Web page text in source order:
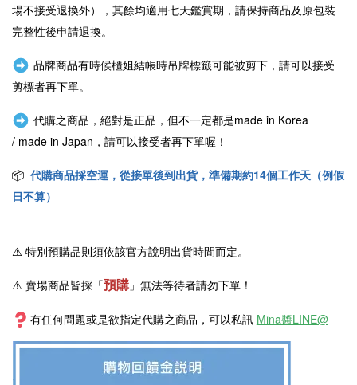
場不接受退換外），其餘均適用七天鑑賞期，請保持商品及原包裝
完整性後申請退換。
品牌商品有時候櫃姐結帳時吊牌標籤可能被剪下，請可以接受
剪標者再下單。
代購之商品，絕對是正品，但不一定都是made in Korea
/ made in Japan ，請可以接受者再下單喔！
📦 代購商品採空運，從接單後到出貨，準備期約14個工作天（例假
日不算）
⚠️ 特別預購品則須依該官方說明出貨時間而定。
⚠️ 賣場商品皆採 「預購 」 無法等待者請勿下單！
有任何問題或是欲指定代購之商品，可以私訊 Mina醬LINE@